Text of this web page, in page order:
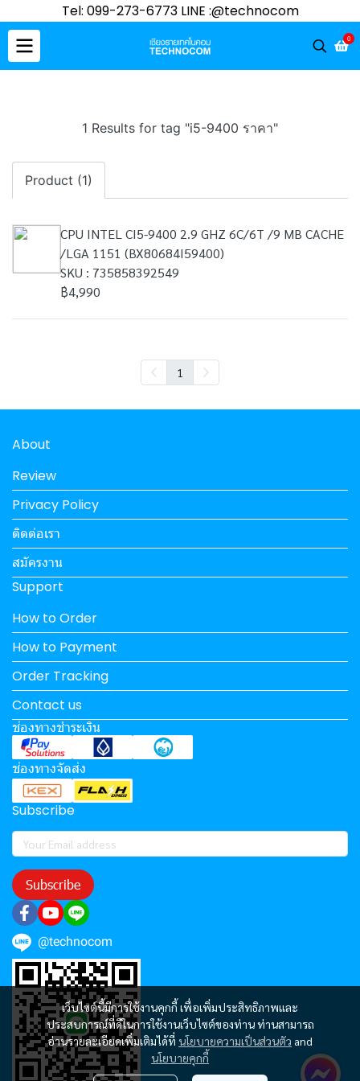
Tel: 099-273-6773 LINE :@technocom
0
1 Results for tag "i5-9400 ราคา"
Product (1)
CPU INTEL CI5-9400 2.9 GHZ 6C/6T /9 MB CACHE
/LGA 1151 (BX80684I59400)
SKU : 735858392549
฿4,990
1
เว็บไซต์นี้มีการใช้งานคุกกี้ เพื่อเพิ่มประสิทธิภาพและ
ประสบการณ์ที่ดีในการใช้งานเว็บไซต์ของท่าน ท่านสามารถ
อ่านรายละเอียดเพิ่มเติมได้ที่ นโยบายความเป็นส่วนตัว and
นโยบายคุกกี้
About
Review
Privacy Policy
ติดต่อเรา
สมัครงาน
Support
How to Order
How to Payment
Order Tracking
Contact us
ช่องทางชำระเงิน
ช่องทางจัดส่ง
Subscribe
Subscribe
@technocom